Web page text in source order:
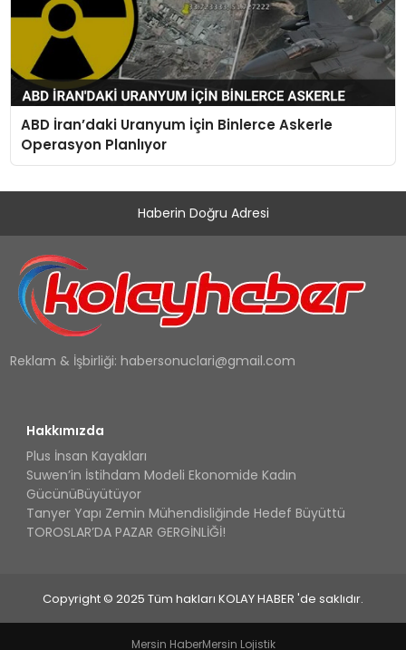
ABD İran’daki Uranyum İçin Binlerce Askerle
Operasyon Planlıyor
Haberin Doğru Adresi
Reklam & İşbirliği: habersonuclari@gmail.com
Hakkımızda
Plus İnsan Kayakları
Suwen’in İstihdam Modeli Ekonomide Kadın
GücünüBüyütüyor
Tanyer Yapı Zemin Mühendisliğinde Hedef Büyüttü
TOROSLAR’DA PAZAR GERGİNLİĞİ!
Copyright © 2025 Tüm hakları KOLAY HABER 'de saklıdır.
Mersin HaberMersin Lojistik